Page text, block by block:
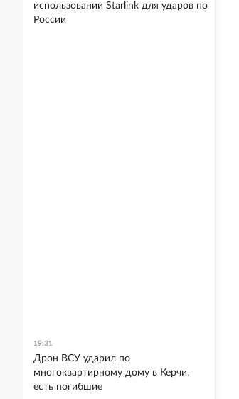
использовании Starlink для ударов по
России
19:31
Дрон ВСУ ударил по
многоквартирному дому в Керчи,
есть погибшие